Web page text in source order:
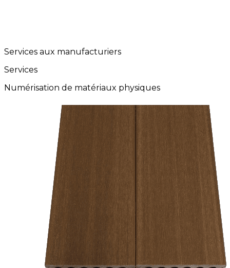
Services aux manufacturiers
Services
Numérisation de matériaux physiques